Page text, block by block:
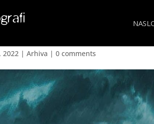
– Annette
2022 |Arhiva |0 comments